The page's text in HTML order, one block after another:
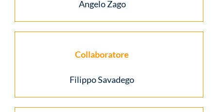
Angelo Zago
Collaboratore
Filippo Savadego